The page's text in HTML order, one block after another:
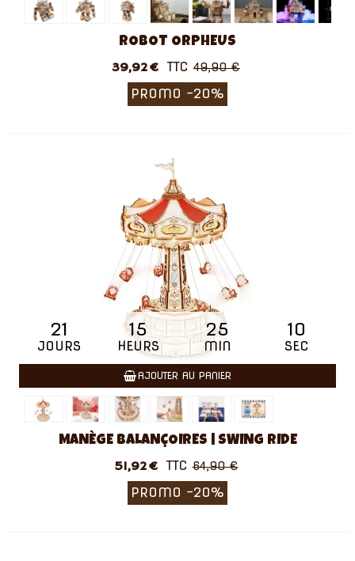
ROBOT ORPHEUS
39,92 € TTC 49,90 €
PROMO -20%
AJOUTER AU PANIER
21
JOURS
15
HEURS
25
MIN
09
SEC
MANÈGE BALANÇOIRES | SWING RIDE
51,92 € TTC 64,90 €
PROMO -20%